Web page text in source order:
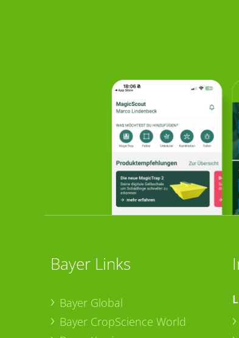
Bayer Links
Bayer Global
Bayer CropScience World